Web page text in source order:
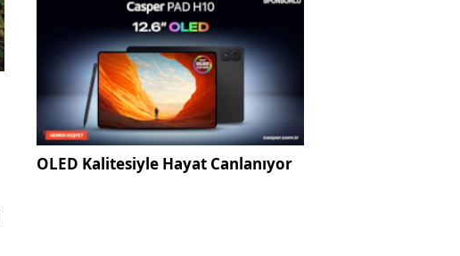
OLED Kalitesiyle Hayat Canlanıyor